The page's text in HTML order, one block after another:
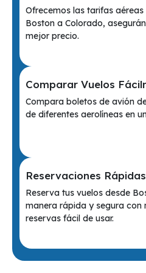
Ofrecemos las tarifas
Boston a Colorado,
mejor precio.
Comparar Vuelos
Compara boletos de avión
de diferentes aerolíneas en
Reservaciones
Reserva tus vuelos desde
manera rápida y segura con
reservas fácil de usar.